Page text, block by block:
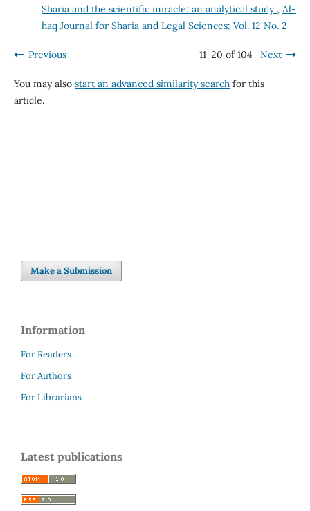
Sharia and the scientific miracle: an analytical study , Al-
haq Journal for Sharia and Legal Sciences: Vol. 12 No. 2
Previous 11-20 of 104 Next
You may also start an advanced similarity searchfor this
article.
Make a Submission
Information
For Readers
For Authors
For Librarians
Latest publications